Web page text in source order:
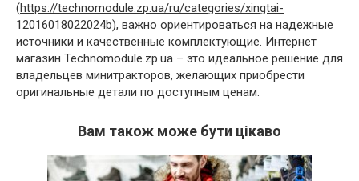
(https://technomodule.zp.ua/ru/categories/xingtai-
12016018022024b), важно ориентироваться на надежные
источники и качественные комплектующие. Интернет
магазин Technomodule.zp.ua – это идеальное решение для
владельцев минитракторов, желающих приобрести
оригинальные детали по доступным ценам.
Вам також може бути цікаво